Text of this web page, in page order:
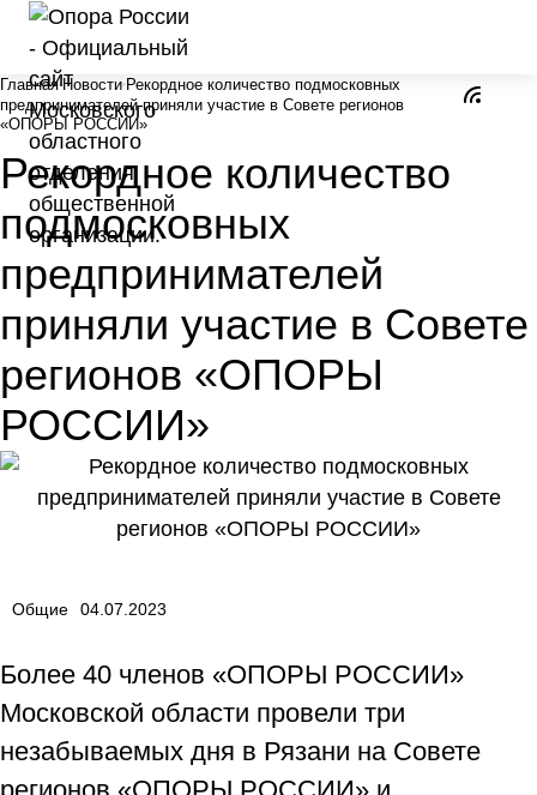
Главная Новости Рекордное количество подмосковных
предпринимателей приняли участие в Совете регионов
«ОПОРЫ РОССИИ»
Рекордное количество
подмосковных
предпринимателей
приняли участие в Совете
регионов «ОПОРЫ
РОССИИ»
Общие 04.07.2023
Более 40 членов «ОПОРЫ РОССИИ»
Московской области провели три
незабываемых дня в Рязани на Совете